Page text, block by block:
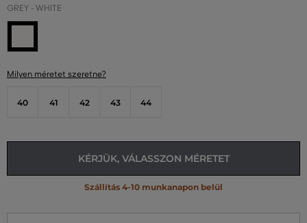
GREY - WHITE
Milyen méretet szeretne?
40 41 42 43 44
KÉRJÜK, VÁLASSZON MÉRETET
Szállítás 4-10 munkanapon belül